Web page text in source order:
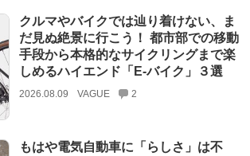
クルマやバイクでは辿り着けない、ま
だ見ぬ絶景に行こう！ 都市部での移動
手段から本格的なサイクリングまで楽
しめるハイエンド「E-バイク」３選
2026.08.09 VAGUE 2
もはや電気自動車に「らしさ」は不